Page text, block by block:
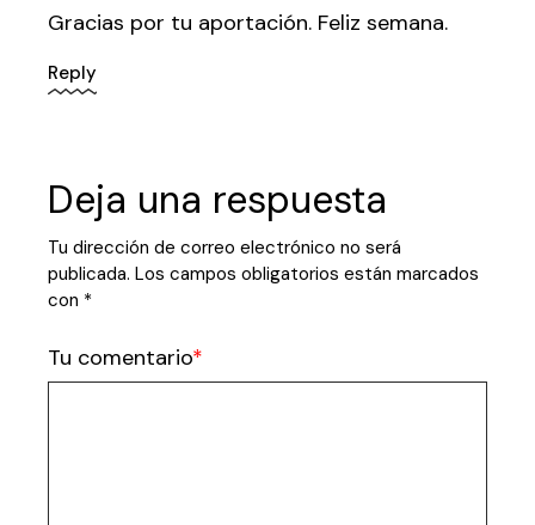
Gracias por tu aportación. Feliz semana.
Reply
Deja una respuesta
Tu dirección de correo electrónico no será
publicada. Los campos obligatorios están marcados
con *
Tu comentario